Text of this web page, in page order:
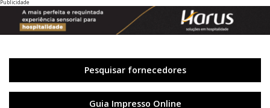
Publicidade
Pesquisar fornecedores
Guia Impresso Online